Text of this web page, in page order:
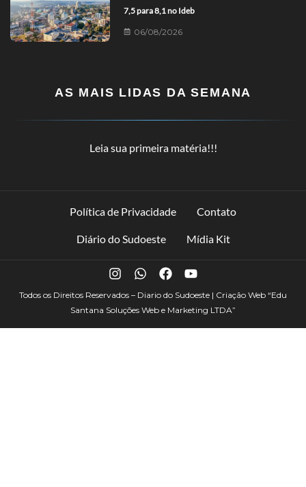
7,5 para 8,1 no Ideb
06/08/2026
AS MAIS LIDAS DA SEMANA
Leia sua primeira matéria!!!
Política de Privacidade Contato
Diário do Sudoeste Mídia Kit
Todos os Direitos Reservados – Diario do Sudoeste | Criação Web “Edu
Santana Soluções Web e Marketing LTDA”